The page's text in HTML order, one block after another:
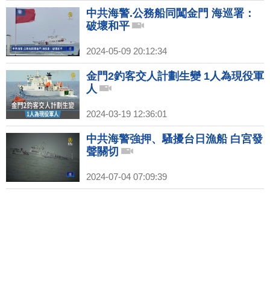
中共海警.公務船同闖金門 海巡署：
破壞和平
2024-05-09 20:12:34
金門2釣客交人計劃生變 1人為現役軍
人
2024-03-19 12:36:01
中共海警強押、騷擾台日漁船 白宮發
聲關切
2024-07-04 07:09:39